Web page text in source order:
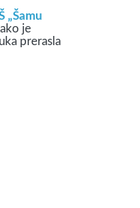
„Šamu
je
prerasla